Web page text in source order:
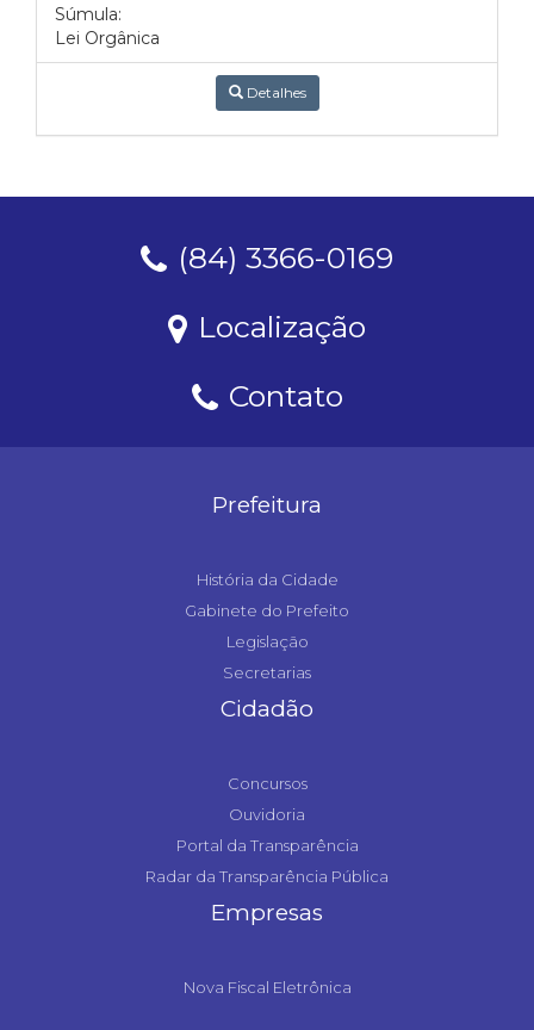
Súmula:
Lei Orgânica
Detalhes
(84) 3366-0169
Localização
Contato
Prefeitura
História da Cidade
Gabinete do Prefeito
Legislação
Secretarias
Cidadão
Concursos
Ouvidoria
Portal da Transparência
Radar da Transparência Pública
Empresas
Nova Fiscal Eletrônica